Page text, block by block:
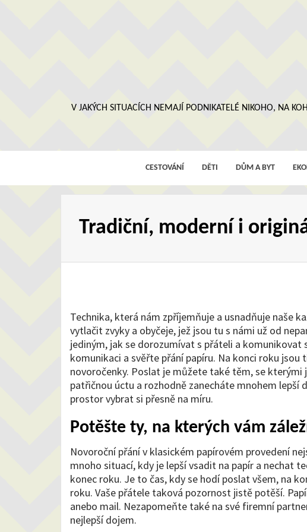
V JAKÝCH SITUACÍCH NEMAJÍ PODNIKATELÉ NIKOHO, NA
CESTOVÁNÍ DĚTI DŮM A BYT
Tradiční, moderní i
Technika, která nám zpříjemňuje a usnadňuje naše
vytlačit zvyky a obyčeje, jež jsou tu s námi už od
jediným, jak se dorozumívat s přáteli a
komunikaci a svěřte přání papíru. Na konci roku
novoročenky. Poslat je můžete také těm, se
patřičnou úctu a rozhodně zanecháte mnohem lepší
prostor vybrat si přesně na míru.
Potěšte ty, na kterých vám
Novoroční přání v klasickém papírovém provedení
mnoho situací, kdy je lepší vsadit na papír a nechat
konec roku. Je to čas, kdy se hodí poslat všem, na
roku. Vaše přátele taková pozornost jistě potěší.
anebo mail. Nezapomeňte také na své firemní
nejlepší dojem.